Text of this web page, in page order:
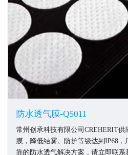
防水透气膜-Q5011
常州创承科技有限公司CREHERIT
膜，降低结雾。防护等级达到IP68
靠的防水透气解决方案，请立即联系